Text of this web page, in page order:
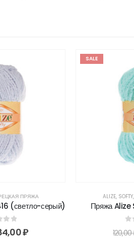
ПРЯЖА
(светло-серый)
of 5 ₽
SALE
ALIZE, SOFTY,
Пряжа
120,00